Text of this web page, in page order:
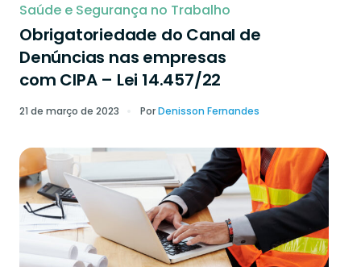
Saúde e Segurança no Trabalho
Obrigatoriedade do Canal de
Denúncias nas empresas
com CIPA – Lei 14.457/22
21 de março de 2023 PorDenisson Fernandes